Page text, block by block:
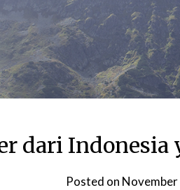
dari Indonesia
Posted on